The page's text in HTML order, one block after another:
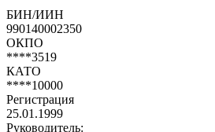
БИН/ИИН
990140002350
ОКПО
****3519
КАТО
****10000
Регистрация
25.01.1999
Руководитель: